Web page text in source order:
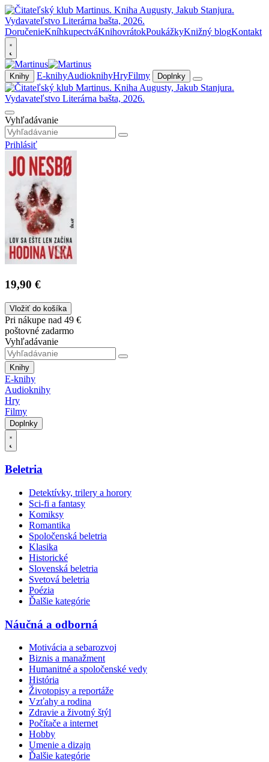
DoručenieKníhkupectváKnihovrátokPoukážkyKnižný blogKontakt
Knihy E-knihyAudioknihyHryFilmy Doplnky
Vyhľadávanie
Prihlásiť
19,90 €
Vložiť do košíka
Pri nákupe nad 49 €
poštovné zadarmo
Vyhľadávanie
Knihy
E-knihy
Audioknihy
Hry
Filmy
Doplnky
Beletria
Detektívky, trilery a horory
Sci-fi a fantasy
Komiksy
Romantika
Spoločenská beletria
Klasika
Historické
Slovenská beletria
Svetová beletria
Poézia
Ďalšie kategórie
Náučná a odborná
Motivácia a sebarozvoj
Biznis a manažment
Humanitné a spoločenské vedy
História
Životopisy a reportáže
Vzťahy a rodina
Zdravie a životný štýl
Počítače a internet
Hobby
Umenie a dizajn
Ďalšie kategórie